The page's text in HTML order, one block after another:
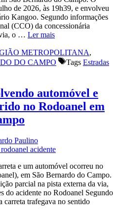
de 2026, às 19h39, e envolveu
Kangoo. Segundo informações
(CCO) da concessionária
o … Ler mais
METROPOLITANA,
DO CAMPO Tags Estradas
automóvel e
no Rodoanel em
Paulino
e um automóvel ocorreu no
em São Bernardo do Campo.
parcial na pista externa da via,
do acidente no Rodoanel Segundo
carreta trafegava no sentido